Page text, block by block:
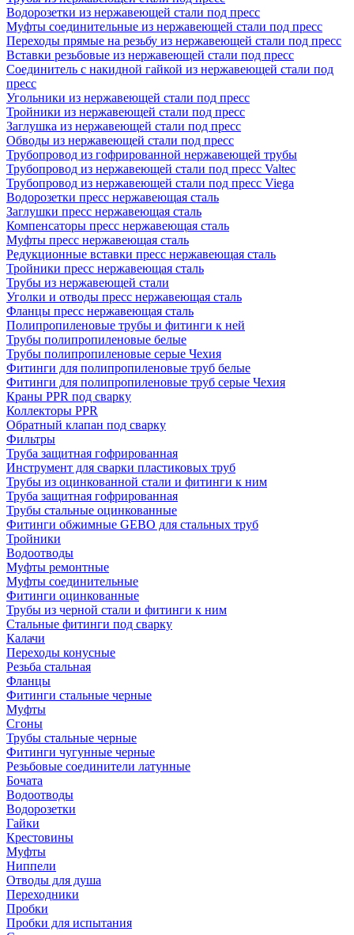
Водорозетки из нержавеющей стали под пресс
Муфты соединительные из нержавеющей стали под пресс
Переходы прямые на резьбу из нержавеющей стали под пресс
Вставки резьбовые из нержавеющей стали под пресс
Соединитель с накидной гайкой из нержавеющей стали под
пресс
Угольники из нержавеющей стали под пресс
Тройники из нержавеющей стали под пресс
Заглушка из нержавеющей стали под пресс
Обводы из нержавеющей стали под пресс
Трубопровод из гофрированной нержавеющей трубы
Трубопровод из нержавеющей стали под пресс Valtec
Трубопровод из нержавеющей стали под пресс Viega
Водорозетки пресс нержавеющая сталь
Заглушки пресс нержавеющая сталь
Компенсаторы пресс нержавеющая сталь
Муфты пресс нержавеющая сталь
Редукционные вставки пресс нержавеющая сталь
Тройники пресс нержавеющая сталь
Трубы из нержавеющей стали
Уголки и отводы пресс нержавеющая сталь
Фланцы пресс нержавеющая сталь
Полипропиленовые трубы и фитинги к ней
Трубы полипропиленовые белые
Трубы полипропиленовые серые Чехия
Фитинги для полипропиленовые труб белые
Фитинги для полипропиленовые труб серые Чехия
Краны PPR под сварку
Коллекторы PPR
Обратный клапан под сварку
Фильтры
Труба защитная гофрированная
Инструмент для сварки пластиковых труб
Трубы из оцинкованной стали и фитинги к ним
Труба защитная гофрированная
Трубы стальные оцинкованные
Фитинги обжимные GEBO для стальных труб
Тройники
Водоотводы
Муфты ремонтные
Муфты соединительные
Фитинги оцинкованные
Трубы из черной стали и фитинги к ним
Стальные фитинги под сварку
Калачи
Переходы конусные
Резьба стальная
Фланцы
Фитинги стальные черные
Муфты
Сгоны
Трубы стальные черные
Фитинги чугунные черные
Резьбовые соединители латунные
Бочата
Водоотводы
Водорозетки
Гайки
Крестовины
Муфты
Ниппели
Отводы для душа
Переходники
Пробки
Пробки для испытания